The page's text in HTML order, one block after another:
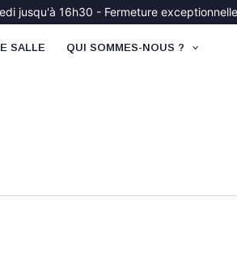
jusqu'à 16h30 - Fermeture
SALLE
QUI SOMMES-NOUS ?